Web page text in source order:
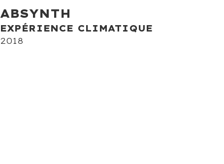
ABSYNTH
EXPÉRIENCE CLIMATIQUE
2018